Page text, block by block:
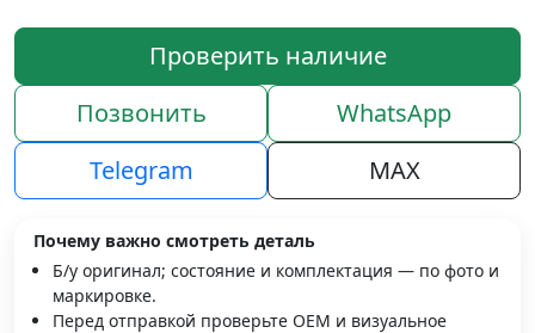
Проверить наличие
Позвонить
WhatsApp
Telegram
MAX
Почему важно смотреть деталь
Б/у оригинал; состояние и комплектация — по фото и
маркировке.
Перед отправкой проверьте OEM и визуальное